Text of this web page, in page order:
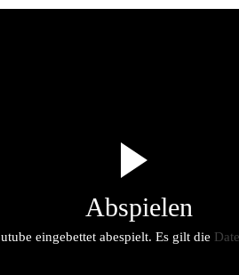
Abspielen
eingebettet abespielt. Es gilt die